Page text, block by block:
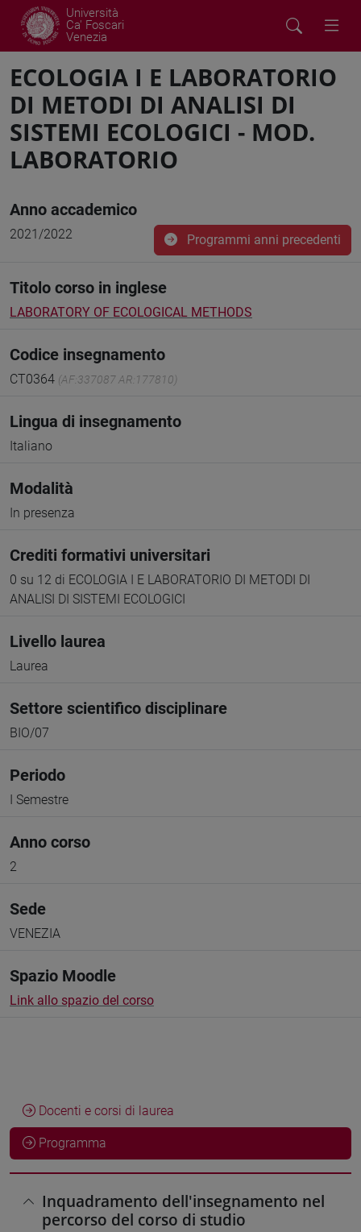
Università
Ca' Foscari
Venezia
ECOLOGIA I E LABORATORIO
DI METODI DI ANALISI DI
SISTEMI ECOLOGICI - MOD.
LABORATORIO
Anno accademico
2021/2022 Programmi anni precedenti
Titolo corso in inglese
LABORATORY OF ECOLOGICAL METHODS
Codice insegnamento
CT0364 (AF:337087 AR:177810)
Lingua di insegnamento
Italiano
Modalità
In presenza
Crediti formativi universitari
0 su 12 di ECOLOGIA I E LABORATORIO DI METODI DI
ANALISI DI SISTEMI ECOLOGICI
Livello laurea
Laurea
Settore scientifico disciplinare
BIO/07
Periodo
I Semestre
Anno corso
2
Sede
VENEZIA
Spazio Moodle
Link allo spazio del corso
Docenti e corsi di laurea
Programma
Inquadramento dell'insegnamento nel
percorso del corso di studio